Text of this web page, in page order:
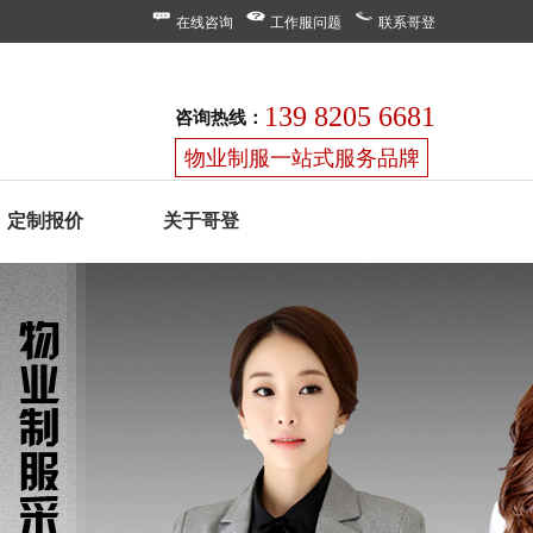
在线咨询 工作服问题 联系哥登
咨询热线： 139 8205 6681
物业制服一站式服务品牌
定制报价 关于哥登